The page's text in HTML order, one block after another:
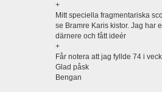
+
Mitt speciella fragmentariska
se Bramre Karis kistor. Jag har
därnere och fått ideér
+
Får notera att jag fyllde 74 i
Glad påsk
Bengan